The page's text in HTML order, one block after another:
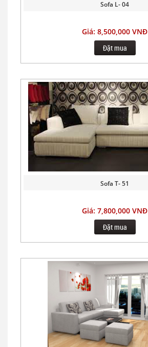
Sofa L- 04
Giá: 8,500,000 VNĐ
Đặt mua
Sofa T- 51
Giá: 7,800,000 VNĐ
Đặt mua